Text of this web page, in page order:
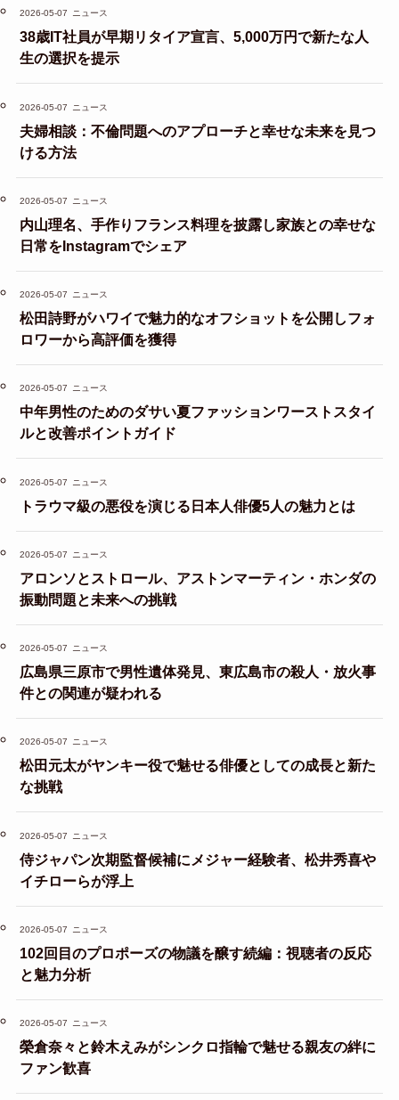
2026-05-07 ニュース
38歳IT社員が早期リタイア宣言、5,000万円で新たな人
生の選択を提示
2026-05-07 ニュース
夫婦相談：不倫問題へのアプローチと幸せな未来を見つ
ける方法
2026-05-07 ニュース
内山理名、手作りフランス料理を披露し家族との幸せな
日常をInstagramでシェア
2026-05-07 ニュース
松田詩野がハワイで魅力的なオフショットを公開しフォ
ロワーから高評価を獲得
2026-05-07 ニュース
中年男性のためのダサい夏ファッションワーストスタイ
ルと改善ポイントガイド
2026-05-07 ニュース
トラウマ級の悪役を演じる日本人俳優5人の魅力とは
2026-05-07 ニュース
アロンソとストロール、アストンマーティン・ホンダの
振動問題と未来への挑戦
2026-05-07 ニュース
広島県三原市で男性遺体発見、東広島市の殺人・放火事
件との関連が疑われる
2026-05-07 ニュース
松田元太がヤンキー役で魅せる俳優としての成長と新た
な挑戦
2026-05-07 ニュース
侍ジャパン次期監督候補にメジャー経験者、松井秀喜や
イチローらが浮上
2026-05-07 ニュース
102回目のプロポーズの物議を醸す続編：視聴者の反応
と魅力分析
2026-05-07 ニュース
榮倉奈々と鈴木えみがシンクロ指輪で魅せる親友の絆に
ファン歓喜